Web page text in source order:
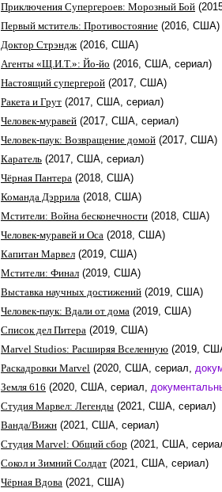
Приключения Супергероев: Морозный Бой
Первый мститель: Противостояние (2016, США)
Доктор Стрэндж (2016, США)
Агенты «Щ.И.Т.»: Йо-йо (2016, США, сериал)
Настоящий супергерой (2017, США)
Ракета и Грут (2017, США, сериал)
Человек-муравей (2017, США, сериал)
Человек-паук: Возвращение домой (2017, США)
Каратель (2017, США, сериал)
Чёрная Пантера (2018, США)
Команда Дэррила (2018, США)
Мстители: Война бесконечности (2018, США)
Человек-муравей и Оса (2018, США)
Капитан Марвел (2019, США)
Мстители: Финал (2019, США)
Выставка научных достижений (2019, США)
Человек-паук: Вдали от дома (2019, США)
Список дел Питера (2019, США)
Marvel Studios: Расширяя Вселенную (2019,
Раскадровки Marvel (2020, США, сериал,
Земля 616 (2020, США, сериал,
Студия Марвел: Легенды (2021, США, сериал)
Ванда/Вижн (2021, США, сериал)
Студия Marvel: Общий сбор (2021, США,
Сокол и Зимний Солдат (2021, США, сериал)
Чёрная Вдова (2021, США)